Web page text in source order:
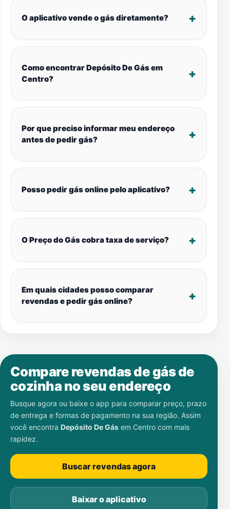
O aplicativo vende o gás diretamente?
Como encontrar Depósito De Gás em
Centro?
Por que preciso informar meu endereço
antes de pedir gás?
Posso pedir gás online pelo aplicativo?
O Preço do Gás cobra taxa de serviço?
Em quais cidades posso comparar
revendas e pedir gás online?
Compare revendas de gás de
cozinha no seu endereço
Busque agora ou baixe o app para comparar preço, prazo
de entrega e formas de pagamento na sua região. Assim
você encontra Depósito De Gás em Centro com mais
rapidez.
Buscar revendas agora
Baixar o aplicativo